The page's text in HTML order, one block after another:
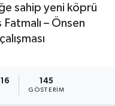
sahip yeni köprü
– Önsen
145
GÖSTERIM